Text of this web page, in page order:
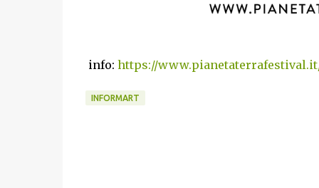
info: https://
INFORMART